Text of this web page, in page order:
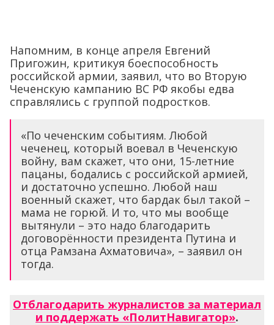
Напомним, в конце апреля Евгений
Пригожин, критикуя боеспособность
российской армии, заявил, что во Вторую
Чеченскую кампанию ВС РФ якобы едва
справлялись с группой подростков.
«По чеченским событиям. Любой
чеченец, который воевал в Чеченскую
войну, вам скажет, что они, 15-летние
пацаны, бодались с российской армией,
и достаточно успешно. Любой наш
военный скажет, что бардак был такой –
мама не горюй. И то, что мы вообще
вытянули – это надо благодарить
договорённости президента Путина и
отца Рамзана Ахматовича», – заявил он
тогда.
Отблагодарить журналистов за материал
и поддержать «ПолитНавигатор».